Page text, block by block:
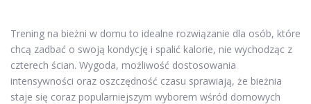
Trening na bieżni w domu to idealne rozwiązanie dla osób, które
chcą zadbać o swoją kondycję i spalić kalorie, nie wychodząc z
czterech ścian. Wygoda, możliwość dostosowania
intensywności oraz oszczędność czasu sprawiają, że bieżnia
staje się coraz popularniejszym wyborem wśród domowych